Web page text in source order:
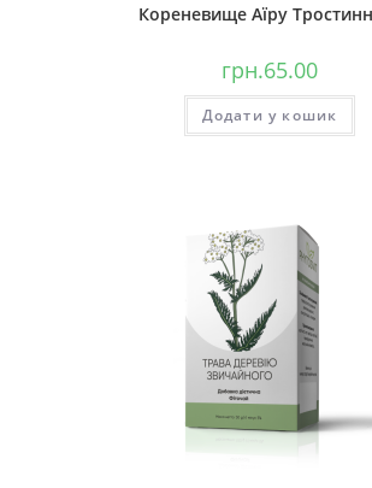
Кореневище Аїру
грн.65.00
Додати у кошик